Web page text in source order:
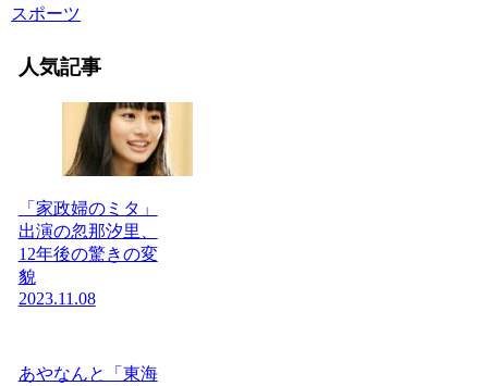
スポーツ
人気記事
「家政婦のミタ」
出演の忽那汐里、
12年後の驚きの変
貌
2023.11.08
あやなんと「東海